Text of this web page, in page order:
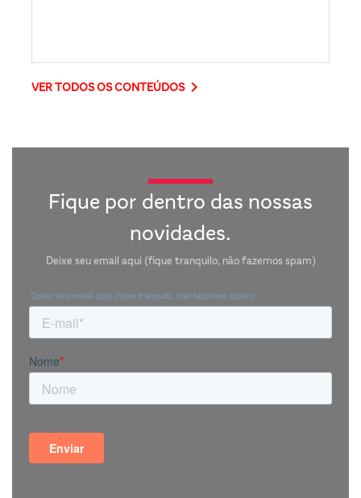
VER TODOS OS CONTEÚDOSkeyboard_arrow_right
Fique por dentro das nossas
novidades.
Deixe seu email aqui (fique tranquilo, não fazemos spam)